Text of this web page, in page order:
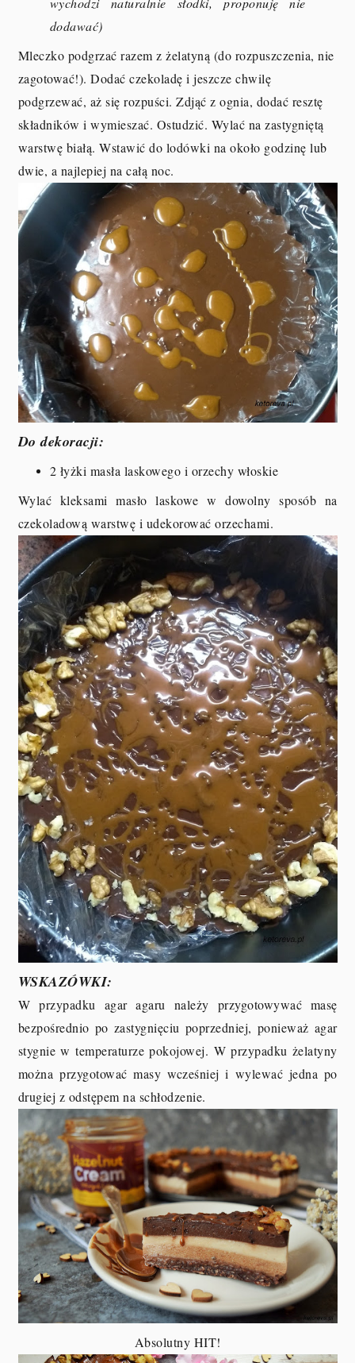
dodawać)
Mleczko podgrzać razem z żelatyną (do rozpuszczenia, nie
zagotować!). Dodać czekoladę i jeszcze chwilę
podgrzewać, aż się rozpuści. Zdjąć z ognia, dodać resztę
składników i wymieszać. Ostudzić. Wylać na zastygniętą
warstwę białą. Wstawić do lodówki na około godzinę lub
dwie, a najlepiej na całą noc.
Do dekoracji:
2 łyżki masła laskowego i orzechy włoskie
Wylać kleksami masło laskowe w dowolny sposób na
czekoladową warstwę i udekorować orzechami.
WSKAZÓWKI:
W przypadku agar agaru należy przygotowywać masę
bezpośrednio po zastygnięciu poprzedniej, ponieważ agar
stygnie w temperaturze pokojowej. W przypadku żelatyny
można przygotować masy wcześniej i wylewać jedna po
drugiej z odstępem na schłodzenie.
Absolutny HIT!